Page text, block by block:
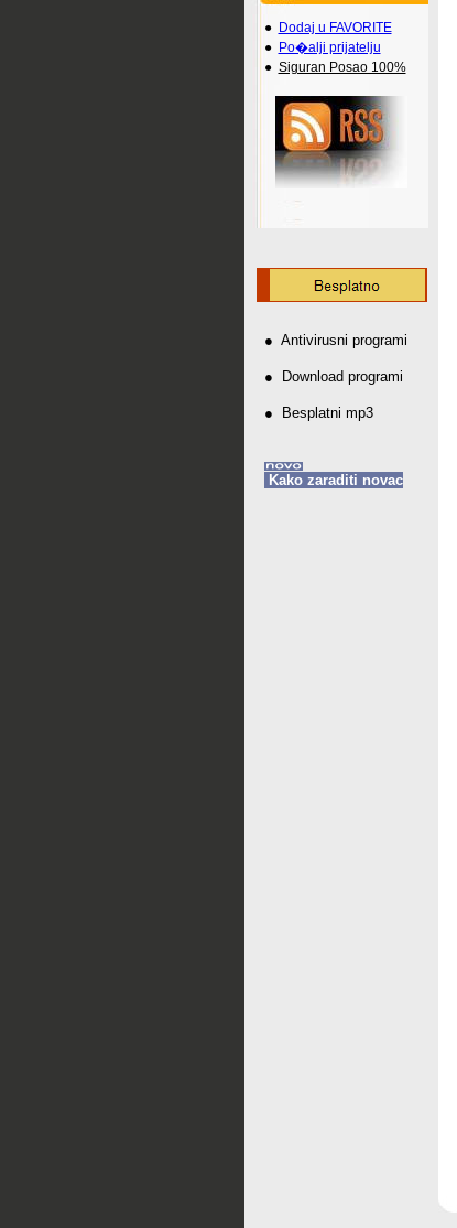
● Dodaj u FAVORITE
● Po�alji prijatelju
● Siguran Posao 100%
● Antivirusni programi
● Download programi
● Besplatni mp3
Kako zaraditi novac